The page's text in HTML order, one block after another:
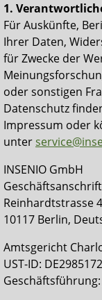
1.
Für Auskünfte,
Ihrer Daten,
für Zwecke der
oder sonstigen
Datenschutz
Impressum oder
unter
INSENIO GmbH
Reinhardtstrasse
10117 Berlin,
Amtsgericht
UST-ID: